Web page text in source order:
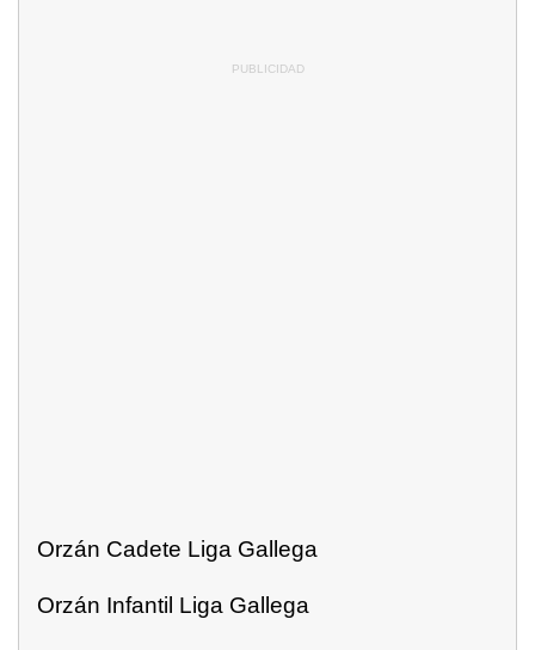
Orzán Cadete Liga Gallega
Orzán Infantil Liga Gallega